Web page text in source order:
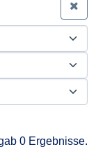
0 Ergebnisse.